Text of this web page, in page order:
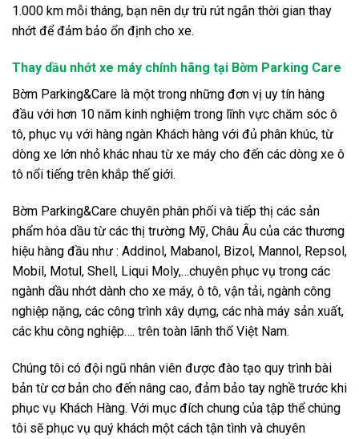
1.000 km mỗi tháng, bạn nên dự trù rút ngắn thời gian thay
nhớt để đảm bảo ổn định cho xe.
Thay dầu nhớt xe máy chính hãng tại Bờm Parking Care
Bờm Parking&Care là một trong những đơn vị uy tín hàng
đầu với hơn 10 năm kinh nghiệm trong lĩnh vực chăm sóc ô
tô, phục vụ với hàng ngàn Khách hàng với đủ phân khúc, từ
dòng xe lớn nhỏ khác nhau từ xe máy cho đến các dòng xe ô
tô nổi tiếng trên khắp thế giới.
Bờm Parking&Care chuyên phân phối và tiếp thị các sản
phẩm hóa dầu từ các thị trường Mỹ, Châu Âu của các thương
hiệu hàng đầu như : Addinol, Mabanol, Bizol, Mannol, Repsol,
Mobil, Motul, Shell, Liqui Moly,…chuyên phục vụ trong các
ngành dầu nhớt dành cho xe máy, ô tô, vận tải, ngành công
nghiệp nặng, các công trình xây dựng, các nhà máy sản xuất,
các khu công nghiệp…. trên toàn lãnh thổ Việt Nam.
Chúng tôi có đội ngũ nhân viên được đào tạo quy trình bài
bản từ cơ bản cho đến nâng cao, đảm bảo tay nghề trước khi
phục vụ Khách Hàng. Với mục đích chung của tập thể chúng
tôi sẽ phục vụ quý khách một cách tận tình và chuyên